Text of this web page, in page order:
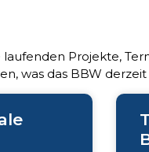
Projekte,
was das BBW